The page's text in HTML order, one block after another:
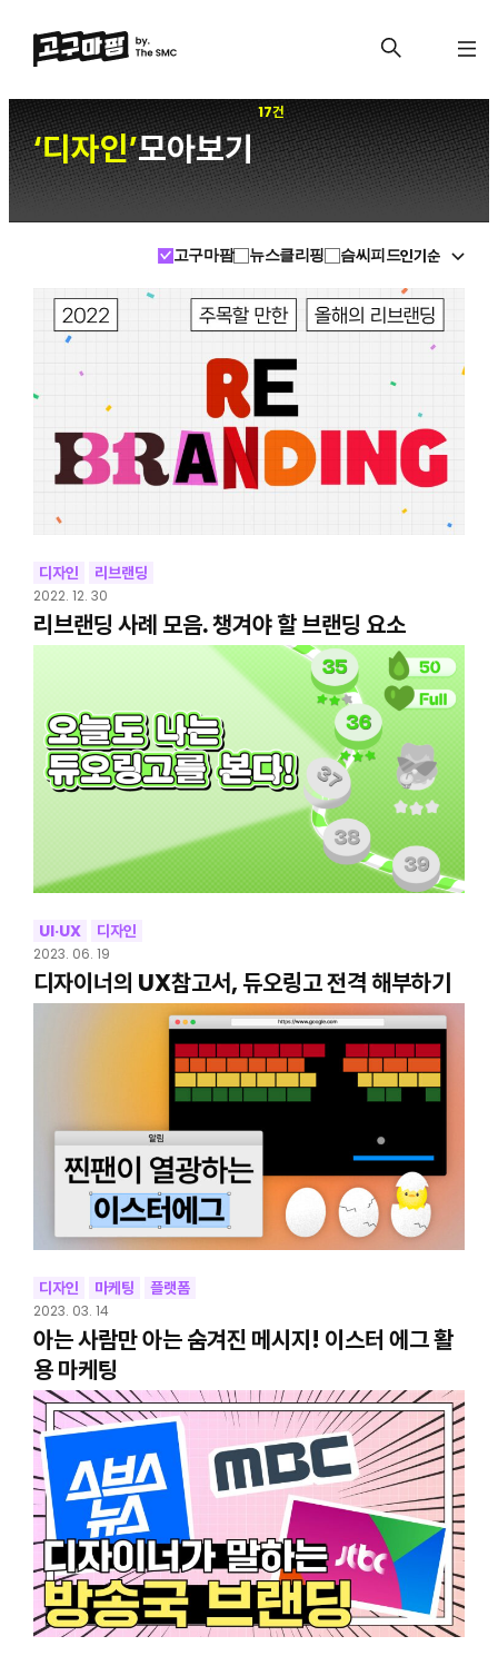
‘디자인’모아보기
17건
고구마팜 뉴스클리핑 슴씨피드인기순
디자인 리브랜딩
2022. 12. 30
리브랜딩 사례 모음. 챙겨야 할 브랜딩 요소
UI·UX 디자인
2023. 06. 19
디자이너의 UX참고서, 듀오링고 전격 해부하기
디자인 마케팅 플랫폼
2023. 03. 14
아는 사람만 아는 숨겨진 메시지! 이스터 에그 활
용 마케팅